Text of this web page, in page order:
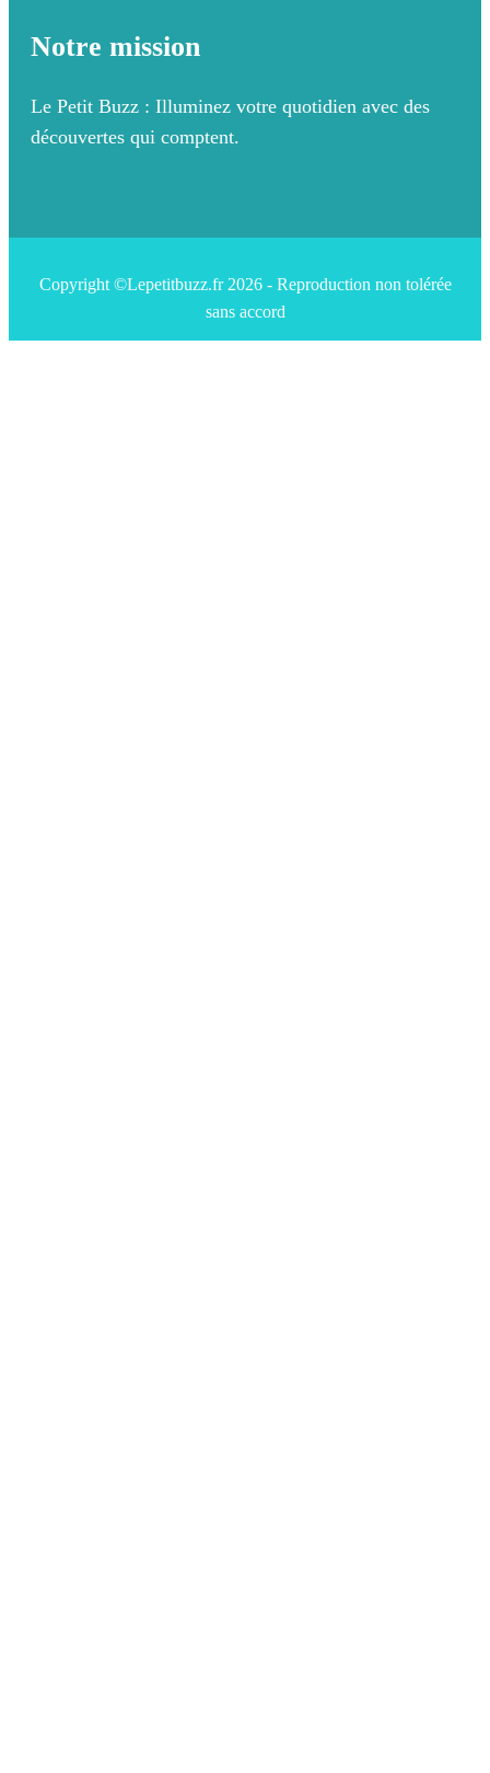
Notre mission
Le Petit Buzz : Illuminez votre quotidien avec des
découvertes qui comptent.
Copyright ©Lepetitbuzz.fr 2026 - Reproduction non tolérée
sans accord